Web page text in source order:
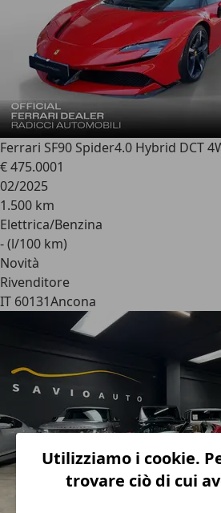
Ferrari SF90 Spider4.0 Hybrid DCT
€ 475.0001
02/2025
1.500 km
Elettrica/Benzina
- (l/100 km)
Novità
Rivenditore
IT 60131Ancona
Utilizziamo i cookie.
trovare ciò di cui